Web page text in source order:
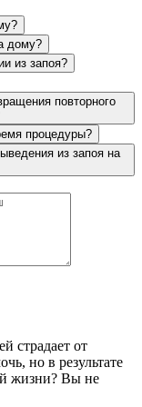
на ваш
Врач
Сначала
про
порадовала –
вашим
как-то
о
Что
из запоя,
У
или
врача
сделать
врач.
и у меня о
провёл
на
дому?
из запоя?
повторного
процедуры?
из запоя на
страдает от
но в результате
жизни? Вы не